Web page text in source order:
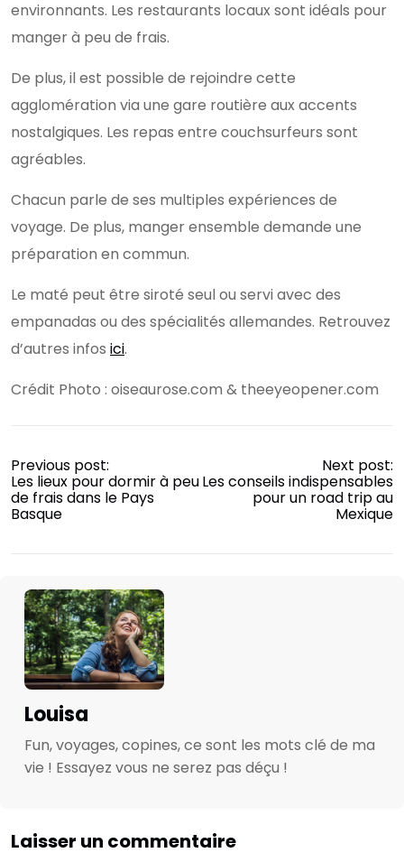
environnants. Les restaurants locaux sont idéals pour
manger à peu de frais.
De plus, il est possible de rejoindre cette
agglomération via une gare routière aux accents
nostalgiques. Les repas entre couchsurfeurs sont
agréables.
Chacun parle de ses multiples expériences de
voyage. De plus, manger ensemble demande une
préparation en commun.
Le maté peut être siroté seul ou servi avec des
empanadas ou des spécialités allemandes. Retrouvez
d’autres infos ici.
Crédit Photo : oiseaurose.com & theeyeopener.com
Previous post:
Les lieux pour dormir à peu
de frais dans le Pays
Basque
Next post:
Les conseils indispensables
pour un road trip au
Mexique
Louisa
Fun, voyages, copines, ce sont les mots clé de ma
vie ! Essayez vous ne serez pas déçu !
Laisser un commentaire